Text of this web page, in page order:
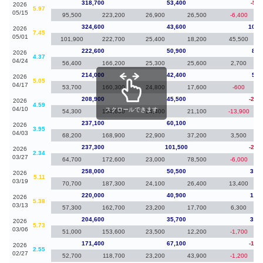
2026
05/15
5.97
318,700 53,400
-
95,500
223,200 26,900 26,500 -6,400
2026
05/01
7.45
324,600 43,600
101,900
222,700 25,400 18,200 45,500
2026
04/24
4.37
222,600 50,900
56,400
166,200 25,300 25,600 2,700
2026
04/17
5.05
214,000 42,400
53,700
160,300 24,800 17,600 -600
2026
04/10
4.59
208,900 45,500
-
54,300
154,600 24,400 21,100 -13,900
2026
04/03
3.95
237,100 60,100
68,200
168,900 22,900 37,200 3,500
2026
03/27
2.34
237,300 101,500
-
64,700
172,600 23,000 78,500 -6,000
2026
03/19
5.11
258,000 50,500
70,700
187,300 24,100 26,400 13,400
2026
03/13
5.38
220,000 40,900
57,300
162,700 23,200 17,700 6,300
2026
03/06
5.73
204,600 35,700
51,000
153,600 23,500 12,200 -1,700
2026
02/27
2.55
171,400 67,100
-
52,700
118,700 23,200 43,900 -1,200
スクロールできます